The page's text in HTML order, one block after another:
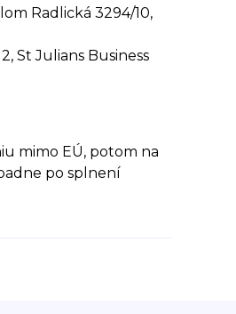
Radlická 3294/10,
St Julians Business
mimo EÚ, potom na
po splnení